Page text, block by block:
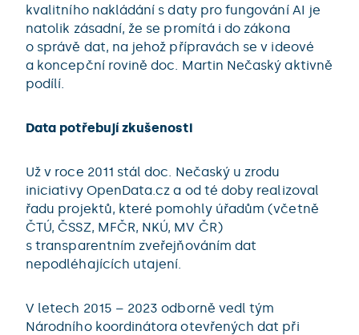
kvalitního nakládání s daty pro fungování AI je
natolik zásadní, že se promítá i do zákona
o správě dat, na jehož přípravách se v ideové
a koncepční rovině doc. Martin Nečaský aktivně
podílí.
Data potřebují zkušenosti
Už v roce 2011 stál doc. Nečaský u zrodu
iniciativy OpenData.cz a od té doby realizoval
řadu projektů, které pomohly úřadům (včetně
ČTÚ, ČSSZ, MFČR, NKÚ, MV ČR)
s transparentním zveřejňováním dat
nepodléhajících utajení.
V letech 2015 – 2023 odborně vedl tým
Národního koordinátora otevřených dat při